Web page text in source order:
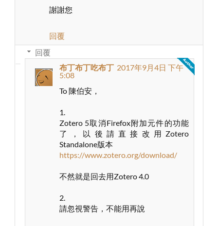
謝謝您
回覆
回覆
布丁布丁吃布丁 2017年9月4日 下午
5:08
To 陳伯安，
1.
Zotero 5取消Firefox附加元件的功能
了，以後請直接改用Zotero
Standalone版本
https://www.zotero.org/download/
不然就是回去用Zotero 4.0
2.
請忽視警告，不能用再說